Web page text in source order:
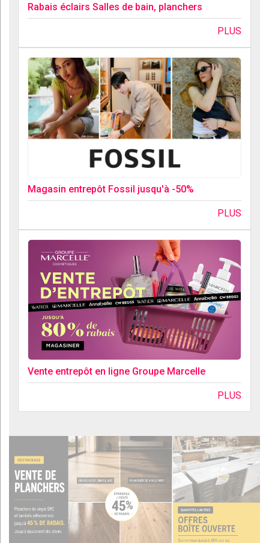
Rabais éclairs Salles de bain, planchers
PLUS
Magasin entrepôt Fossil jusqu'à -50%
PLUS
Vente entrepôt en ligne Groupe Marcelle
PLUS